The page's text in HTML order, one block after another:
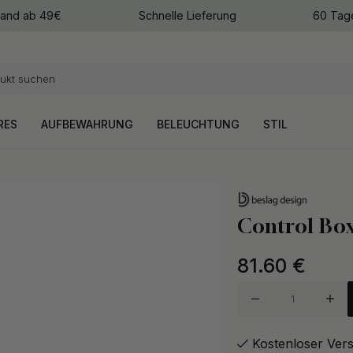
ab 49€ Schnelle Lieferung 60
AUFBEWAHRUNG BELEUCHTUNG STIL
Control
81.60 €
Kostenloser